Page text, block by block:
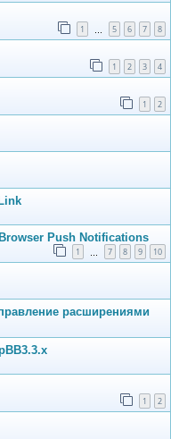
1 5 6 7 8
1 2 3 4
1 2
Push Notifications
1 7 8 9 10
расширениями
1 2